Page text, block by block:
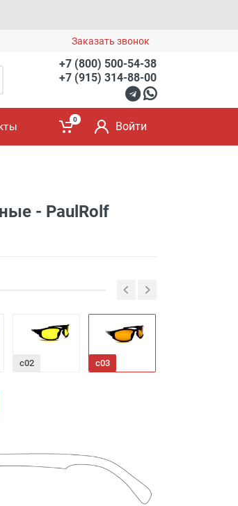
Заказать звонок
+7 (800) 500-54-38
+7 (915) 314-88-00
0
Войти
- PaulRolf
с02 с03